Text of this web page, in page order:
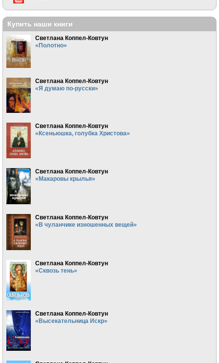
Купить наши книги
Светлана Коппел-Ковтун
«Полотно»
Светлана Коппел-Ковтун
«Я думаю по-русски»
Светлана Коппел-Ковтун
«Ксеньюшка, голубка Христова»
Светлана Коппел-Ковтун
«Макаровы крылья»
Светлана Коппел-Ковтун
«В чуланчике изношенных вещей»
Светлана Коппел-Ковтун
«Сквозь тень»
Светлана Коппел-Ковтун
«Высекательница Искр»